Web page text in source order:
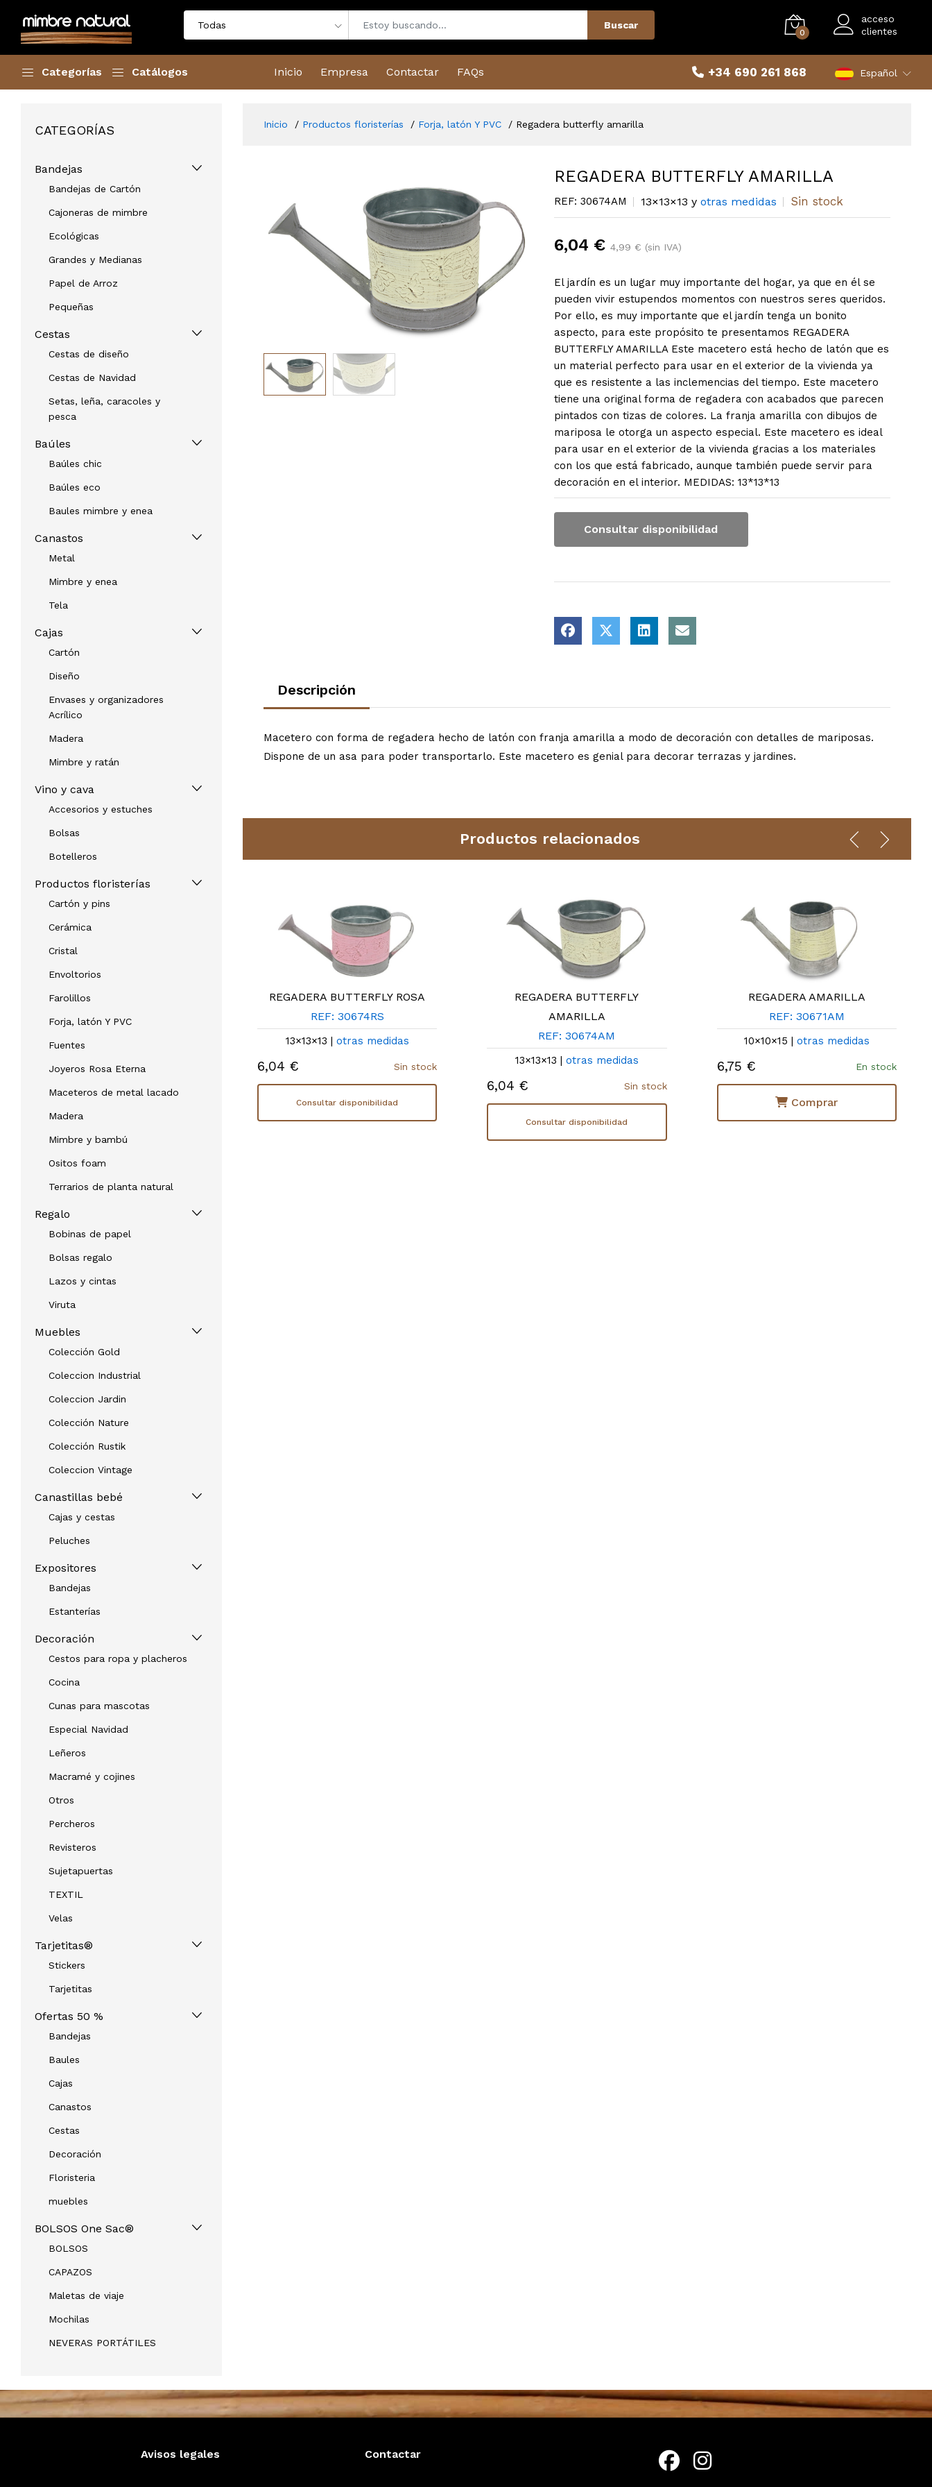
Buscar
0
acceso
clientes
Categorías Catálogos Inicio Empresa Contactar FAQs +34 690 261 868 Español
CATEGORÍAS
Bandejas
Bandejas de Cartón
Cajoneras de mimbre
Ecológicas
Grandes y Medianas
Papel de Arroz
Pequeñas
Cestas
Cestas de diseño
Cestas de Navidad
Setas, leña, caracoles y
pesca
Baúles
Baúles chic
Baúles eco
Baules mimbre y enea
Canastos
Metal
Mimbre y enea
Tela
Cajas
Cartón
Diseño
Envases y organizadores
Acrílico
Madera
Mimbre y ratán
Vino y cava
Accesorios y estuches
Bolsas
Botelleros
Productos floristerías
Cartón y pins
Cerámica
Cristal
Envoltorios
Farolillos
Forja, latón Y PVC
Fuentes
Joyeros Rosa Eterna
Maceteros de metal lacado
Madera
Mimbre y bambú
Ositos foam
Terrarios de planta natural
Regalo
Bobinas de papel
Bolsas regalo
Lazos y cintas
Viruta
Muebles
Colección Gold
Coleccion Industrial
Coleccion Jardin
Colección Nature
Colección Rustik
Coleccion Vintage
Canastillas bebé
Cajas y cestas
Peluches
Expositores
Bandejas
Estanterías
Decoración
Cestos para ropa y placheros
Cocina
Cunas para mascotas
Especial Navidad
Leñeros
Macramé y cojines
Otros
Percheros
Revisteros
Sujetapuertas
TEXTIL
Velas
Tarjetitas®
Stickers
Tarjetitas
Ofertas 50 %
Bandejas
Baules
Cajas
Canastos
Cestas
Decoración
Floristeria
muebles
BOLSOS One Sac®
BOLSOS
CAPAZOS
Maletas de viaje
Mochilas
NEVERAS PORTÁTILES
Inicio Productos floristerías Forja, latón Y PVC Regadera butterfly amarilla
REGADERA BUTTERFLY AMARILLA
REF: 30674AM 13×13×13 y otras medidas Sin stock
6,04 € 4,99 € (sin IVA)
El jardín es un lugar muy importante del hogar, ya que en él se
pueden vivir estupendos momentos con nuestros seres queridos.
Por ello, es muy importante que el jardín tenga un bonito
aspecto, para este propósito te presentamos REGADERA
BUTTERFLY AMARILLA Este macetero está hecho de latón que es
un material perfecto para usar en el exterior de la vivienda ya
que es resistente a las inclemencias del tiempo. Este macetero
tiene una original forma de regadera con acabados que parecen
pintados con tizas de colores. La franja amarilla con dibujos de
mariposa le otorga un aspecto especial. Este macetero es ideal
para usar en el exterior de la vivienda gracias a los materiales
con los que está fabricado, aunque también puede servir para
decoración en el interior. MEDIDAS: 13*13*13
Consultar disponibilidad
Descripción
Macetero con forma de regadera hecho de latón con franja amarilla a modo de decoración con detalles de mariposas.
Dispone de un asa para poder transportarlo. Este macetero es genial para decorar terrazas y jardines.
Productos relacionados
REGADERA ROSA
REF: 30671RS
10×10×15 |
6,75 €
REGADERA BUTTERFLY ROSA
REF: 30674RS
13×13×13 | otras medidas
6,04 € Sin stock
Consultar disponibilidad
REGADERA BUTTERFLY
AMARILLA
REF: 30674AM
13×13×13 | otras medidas
6,04 € Sin stock
Consultar disponibilidad
REGADERA AMARILLA
REF: 30671AM
10×10×15 | otras medidas
6,75 € En stock
Comprar
Avisos legales Contactar